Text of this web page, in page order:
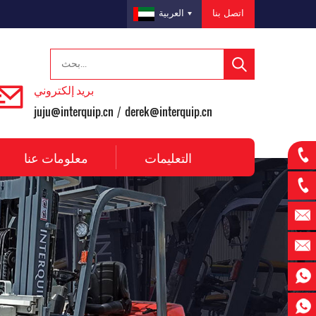
اتصل بنا العربية
بريد إلكتروني
juju@interquip.cn / derek@interquip.cn
معلومات عنا التعليمات